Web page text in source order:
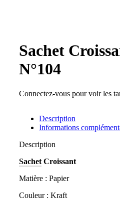
Sachet
N°104
Connectez-vous pour voir les
Description
Informations
Description
Sachet Croissant
Matière : Papier
Couleur : Kraft